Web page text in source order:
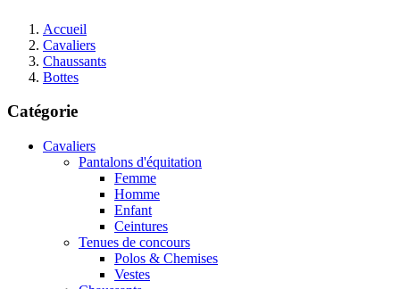
Accueil
Cavaliers
Chaussants
Bottes
Catégorie
Cavaliers
Pantalons d'équitation
Femme
Homme
Enfant
Ceintures
Tenues de concours
Polos & Chemises
Vestes